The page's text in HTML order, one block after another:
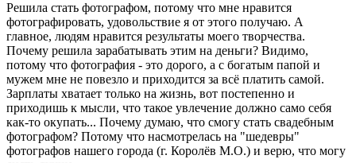
Решила стать фотографом, потому что мне нравится
фотографировать, удовольствие я от этого получаю. А
главное, людям нравится результаты моего творчества.
Почему решила зарабатывать этим на деньги? Видимо,
потому что фотография - это дорого, а с богатым папой и
мужем мне не повезло и приходится за всё платить самой.
Зарплаты хватает только на жизнь, вот постепенно и
приходишь к мысли, что такое увлечение должно само себя
как-то окупать... Почему думаю, что смогу стать свадебным
фотографом? Потому что насмотрелась на "шедевры"
фотографов нашего города (г. Королёв М.О.) и верю, что могу